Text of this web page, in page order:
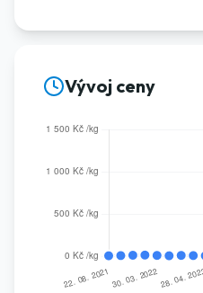
Vývoj ceny